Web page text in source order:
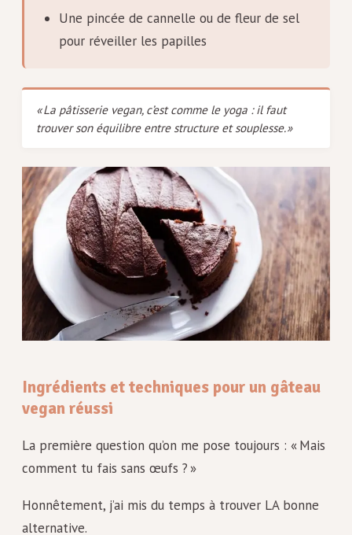
Une pincée de cannelle ou de fleur de sel
pour réveiller les papilles
« La pâtisserie vegan, c’est comme le yoga : il faut
trouver son équilibre entre structure et souplesse. »
Ingrédients et techniques pour un gâteau
vegan réussi
La première question qu’on me pose toujours : « Mais
comment tu fais sans œufs ? »
Honnêtement, j’ai mis du temps à trouver LA bonne
alternative.